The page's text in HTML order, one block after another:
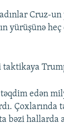
Cruz-
yürüşünə heç
edən
bəzi hallarda